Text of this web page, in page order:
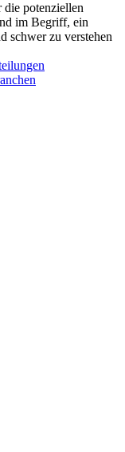
die potenziellen
im Begriff, ein
schwer zu verstehen